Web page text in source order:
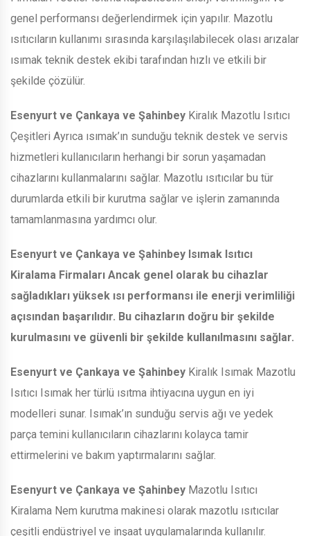
genel performansı değerlendirmek için yapılır. Mazotlu
ısıtıcıların kullanımı sırasında karşılaşılabilecek olası arızalar
ısımak teknik destek ekibi tarafından hızlı ve etkili bir
şekilde çözülür.
Esenyurt ve Çankaya ve Şahinbey Kiralık Mazotlu Isıtıcı
Çeşitleri Ayrıca ısımak’ın sunduğu teknik destek ve servis
hizmetleri kullanıcıların herhangi bir sorun yaşamadan
cihazlarını kullanmalarını sağlar. Mazotlu ısıtıcılar bu tür
durumlarda etkili bir kurutma sağlar ve işlerin zamanında
tamamlanmasına yardımcı olur.
Esenyurt ve Çankaya ve Şahinbey Isımak Isıtıcı
Kiralama Firmaları Ancak genel olarak bu cihazlar
sağladıkları yüksek ısı performansı ile enerji verimliliği
açısından başarılıdır. Bu cihazların doğru bir şekilde
kurulmasını ve güvenli bir şekilde kullanılmasını sağlar.
Esenyurt ve Çankaya ve Şahinbey Kiralık Isımak Mazotlu
Isıtıcı Isımak her türlü ısıtma ihtiyacına uygun en iyi
modelleri sunar. Isımak’ın sunduğu servis ağı ve yedek
parça temini kullanıcıların cihazlarını kolayca tamir
ettirmelerini ve bakım yaptırmalarını sağlar.
Esenyurt ve Çankaya ve Şahinbey Mazotlu Isıtıcı
Kiralama Nem kurutma makinesi olarak mazotlu ısıtıcılar
çeşitli endüstriyel ve inşaat uygulamalarında kullanılır.